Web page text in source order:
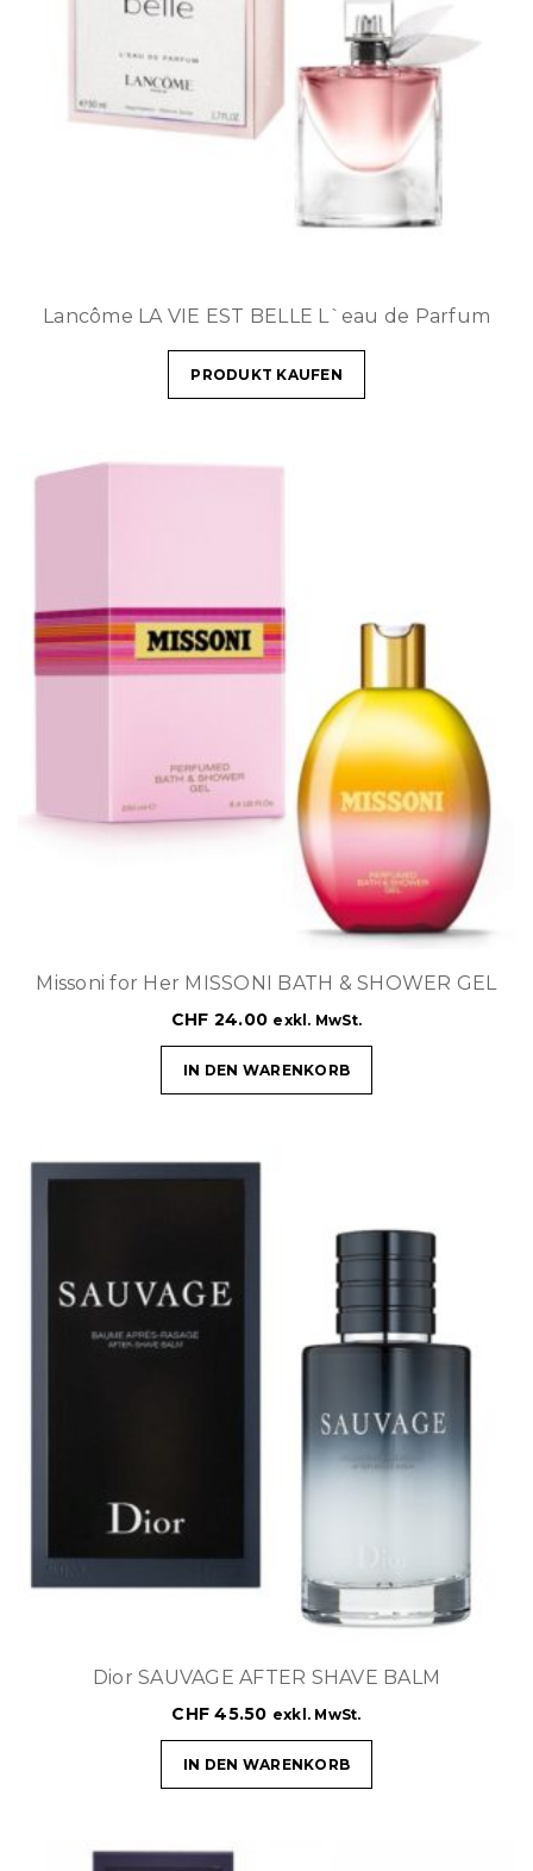
Lancôme LA VIE EST BELLE L`eau de Parfum
PRODUKT KAUFEN
Missoni for Her MISSONI BATH & SHOWER GEL
CHF 24.00 exkl. MwSt.
IN DEN WARENKORB
Dior SAUVAGE AFTER SHAVE BALM
CHF 45.50 exkl. MwSt.
IN DEN WARENKORB